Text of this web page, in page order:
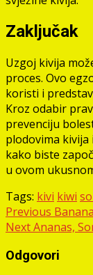
Zaključak
Uzgoj kivija
proces. Ovo
koristi i
Kroz odabir
prevenciju
plodovima
kako biste
u ovom
Tags: kivi kiwi
Post
navigation
Previous
NextAnanas,
Odgovori